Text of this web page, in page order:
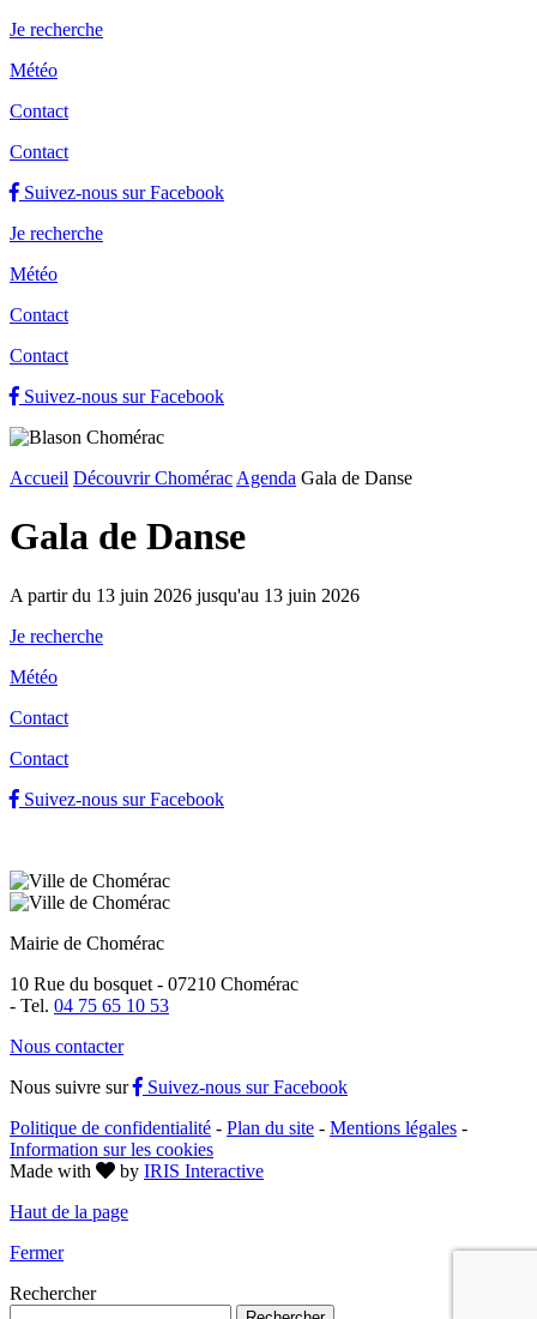
Je recherche
Météo
Contact
Contact
Suivez-nous sur Facebook
Je recherche
Météo
Contact
Contact
Suivez-nous sur Facebook
Accueil Découvrir Chomérac Agenda Gala de Danse
Gala de Danse
A partir du 13 juin 2026 jusqu'au 13 juin 2026
Je recherche
Météo
Contact
Contact
Suivez-nous sur Facebook
Mairie de Chomérac
10 Rue du bosquet - 07210 Chomérac
- Tel. 04 75 65 10 53
Nous contacter
Nous suivre sur
Suivez-nous sur Facebook
Politique de confidentialité - Plan du site - Mentions légales -
Information sur les cookies
Made with
by IRIS Interactive
Haut de la page
Fermer
Rechercher